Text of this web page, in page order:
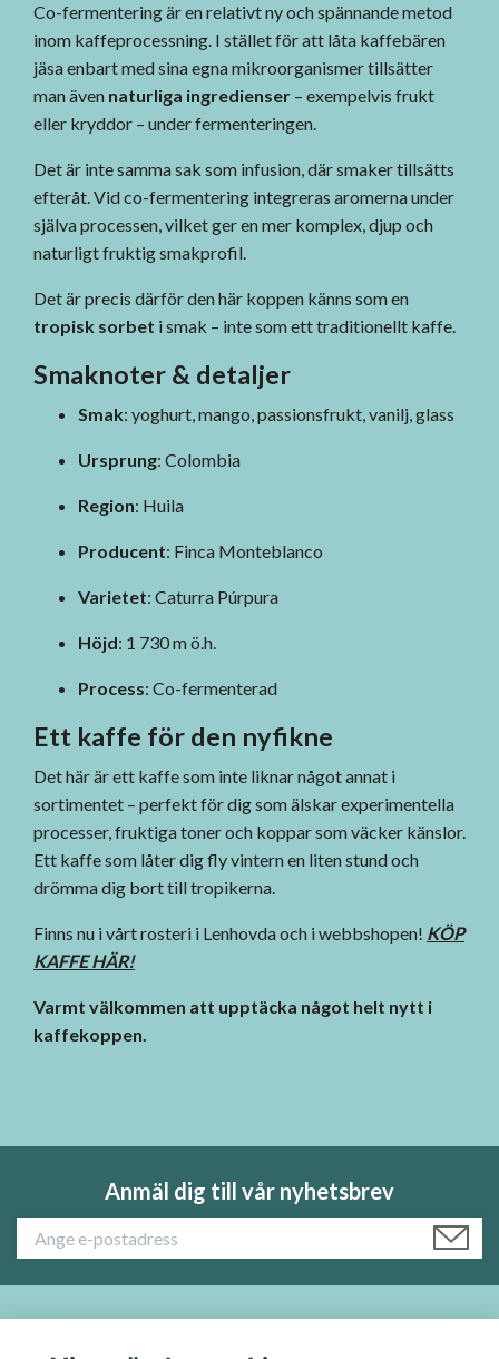
Co-fermentering är en relativt ny och spännande metod
inom kaffeprocessning. I stället för att låta kaffebären
jäsa enbart med sina egna mikroorganismer tillsätter
man även naturliga ingredienser – exempelvis frukt
eller kryddor – under fermenteringen.
Det är inte samma sak som infusion, där smaker tillsätts
efteråt. Vid co-fermentering integreras aromerna under
själva processen, vilket ger en mer komplex, djup och
naturligt fruktig smakprofil.
Det är precis därför den här koppen känns som en
tropisk sorbet i smak – inte som ett traditionellt kaffe.
Smaknoter & detaljer
Smak: yoghurt, mango, passionsfrukt, vanilj, glass
Ursprung: Colombia
Region: Huila
Producent: Finca Monteblanco
Varietet: Caturra Púrpura
Höjd: 1 730 m ö.h.
Process: Co-fermenterad
Ett kaffe för den nyfikne
Det här är ett kaffe som inte liknar något annat i
sortimentet – perfekt för dig som älskar experimentella
processer, fruktiga toner och koppar som väcker känslor.
Ett kaffe som låter dig fly vintern en liten stund och
drömma dig bort till tropikerna.
Finns nu i vårt rosteri i Lenhovda och i webbshopen! KÖP
KAFFE HÄR!
Varmt välkommen att upptäcka något helt nytt i
kaffekoppen.
Anmäl dig till vår nyhetsbrev